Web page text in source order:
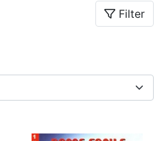
Filter